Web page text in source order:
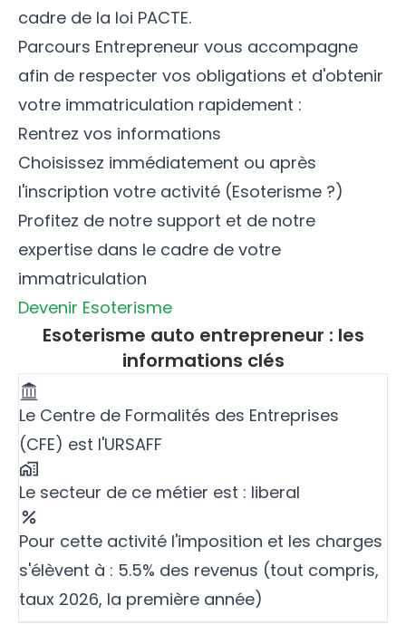
cadre de la loi PACTE.
Parcours Entrepreneur vous accompagne
afin de respecter vos obligations et d'obtenir
votre immatriculation rapidement :
Rentrez vos informations
Choisissez immédiatement ou après
l'inscription votre activité (Esoterisme ?)
Profitez de notre support et de notre
expertise dans le cadre de votre
immatriculation
Devenir Esoterisme
Esoterisme auto entrepreneur : les
informations clés
Le Centre de Formalités des Entreprises
(CFE) est l'URSAFF
Le secteur de ce métier est : liberal
Pour cette activité l'imposition et les charges
s'élèvent à : 5.5% des revenus (tout compris,
taux 2026, la première année)